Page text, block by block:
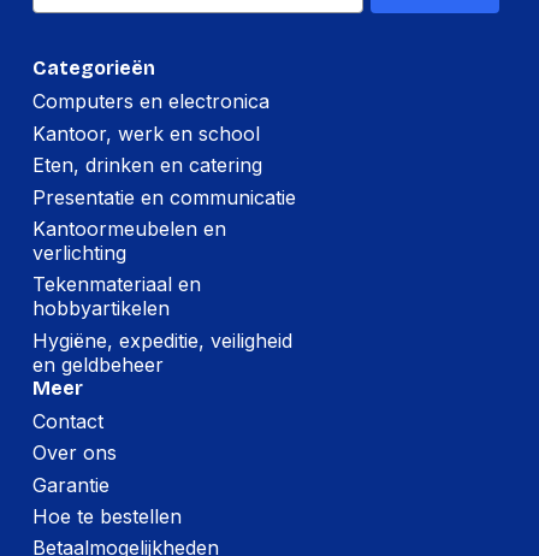
Minimale systeemeisen
Andere
Ondersteunende
Systemen
ChromeOS
Ondersteunt
Windows
Ondersteunt Mac-
besturingssysteem
MacOS
Muis
Aansluiting
Categorieën
Computers en electronica
Kantoor, werk en school
Eten, drinken en catering
Presentatie en communicatie
Kantoormeubelen en
verlichting
Tekenmateriaal en
hobbyartikelen
Hygiëne, expeditie, veiligheid
en geldbeheer
Meer
Contact
Over ons
Garantie
Hoe te bestellen
Betaalmogelijkheden